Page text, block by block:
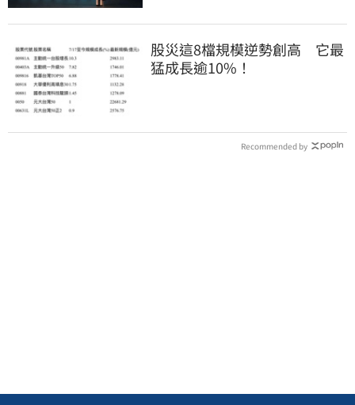
股災這8檔規模逆勢創高 它最
猛成長逾10%！
Recommended by